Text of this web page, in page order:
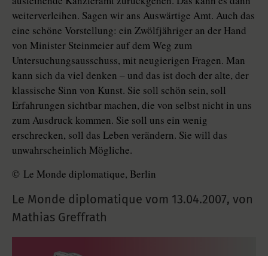
weiterverleihen. Sagen wir ans Auswärtige Amt. Auch das
eine schöne Vorstellung: ein Zwölfjähriger an der Hand
von Minister Steinmeier auf dem Weg zum
Untersuchungsausschuss, mit neugierigen Fragen. Man
kann sich da viel denken – und das ist doch der alte, der
klassische Sinn von Kunst. Sie soll schön sein, soll
Erfahrungen sichtbar machen, die von selbst nicht in uns
zum Ausdruck kommen. Sie soll uns ein wenig
erschrecken, soll das Leben verändern. Sie will das
unwahrscheinlich Mögliche.
© Le Monde diplomatique, Berlin
Le Monde diplomatique vom 13.04.2007, von
Mathias Greffrath